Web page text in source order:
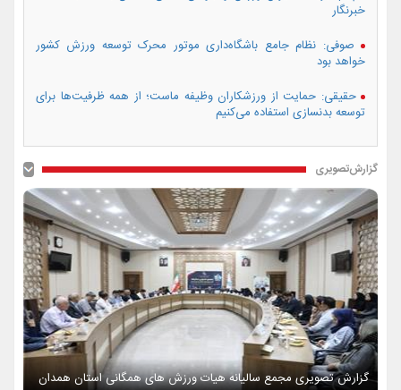
خبرنگار
صوفی: نظام جامع باشگاه‌داری موتور محرک توسعه ورزش کشور
خواهد بود
حقیقی: حمایت از ورزشکاران وظیفه ماست؛ از همه ظرفیت‌ها برای
توسعه بدنسازی استفاده می‌کنیم
گزارش‌تصویری
گزارش تصویری مجمع سالیانه هیات ورزش های همگانی استان همدان